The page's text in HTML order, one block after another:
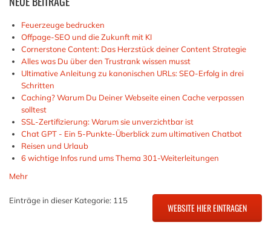
Feuerzeuge bedrucken
Offpage-SEO und die Zukunft mit KI
Cornerstone Content: Das Herzstück deiner Content Strategie
Alles was Du über den Trustrank wissen musst
Ultimative Anleitung zu kanonischen URLs: SEO-Erfolg in drei
Schritten
Caching? Warum Du Deiner Webseite einen Cache verpassen
solltest
SSL-Zertifizierung: Warum sie unverzichtbar ist
Chat GPT - Ein 5-Punkte-Überblick zum ultimativen Chatbot
Reisen und Urlaub
6 wichtige Infos rund ums Thema 301-Weiterleitungen
Mehr
Einträge in dieser Kategorie: 115